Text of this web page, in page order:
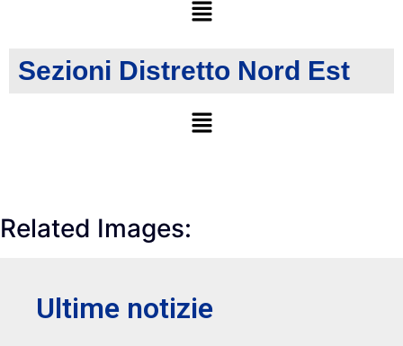
Sezioni Distretto Nord Est
Related Images:
Ultime notizie